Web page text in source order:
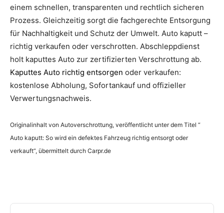
einem schnellen, transparenten und rechtlich sicheren
Prozess. Gleichzeitig sorgt die fachgerechte Entsorgung
für Nachhaltigkeit und Schutz der Umwelt. Auto kaputt –
richtig verkaufen oder verschrotten. Abschleppdienst
holt kaputtes Auto zur zertifizierten Verschrottung ab.
Kaputtes Auto richtig entsorgen oder verkaufen:
kostenlose Abholung, Sofortankauf und offizieller
Verwertungsnachweis.
Originalinhalt von Autoverschrottung, veröffentlicht unter dem Titel “
Auto kaputt: So wird ein defektes Fahrzeug richtig entsorgt oder
verkauft“, übermittelt durch Carpr.de